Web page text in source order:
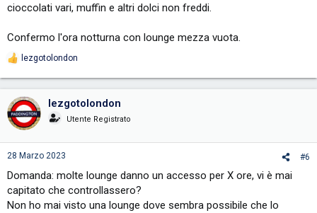
cioccolati vari, muffin e altri dolci non freddi.
Confermo l'ora notturna con lounge mezza vuota.
R
t
i
n
s
lezgotolondon
lezgotolondon
Utente Registrato
28 Marzo 2023 #6
Domanda: molte lounge danno un accesso per X ore, vi è mai
capitato che controllassero?
Non ho mai visto una lounge dove sembra possibile che lo